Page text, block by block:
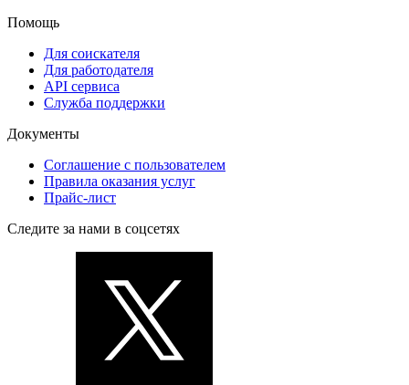
Помощь
Для соискателя
Для работодателя
API сервиса
Служба поддержки
Документы
Соглашение с пользователем
Правила оказания услуг
Прайс-лист
Следите за нами в соцсетях